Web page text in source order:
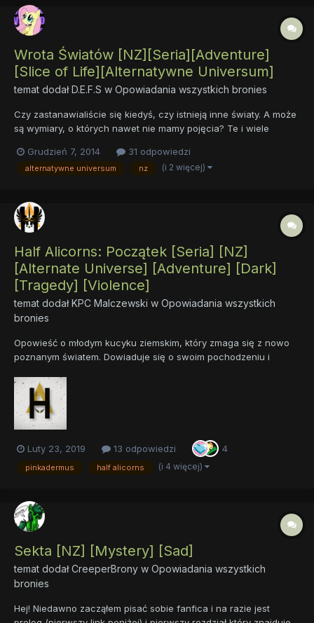
Wrota Światów [NZ][Seria][Adventure]
[Slice of Life][Alternatywne Universum]
temat dodałD.E.F.S w Opowiadania wszystkich bronies
Czy zastanawialiście się kiedyś, czy istnieją inne światy. A może
są wymiary, o których nawet nie mamy pojęcia? Te i wiele
lustra... Ważna uwaga. Świat przedstawiony to alternatywna
wersja Equestrii. Zachowania postaci, wydar...
Grudzień 7, 2014 31 odpowiedzi
alternatywne universum nz (i 2 więcej)
Half Alicorns: Początek [Seria] [NZ]
[Alternate Universe] [Adventure] [Dark]
[Tragedy] [Violence]
temat dodałKPC Malczewski w Opowiadania wszystkich
bronies
Opowieść o młodym kucyku ziemskim, który zmaga się z nowo
poznanym światem. Dowiaduje się o swoim pochodzeniu i
Alptrauma, przed zdobyciem magicznej pozytywki. Half Alicorns:
Pocz...
Luty 23, 2019 13 odpowiedzi 4
pinkadermus half alicorns (i 4 więcej)
Sekta [NZ] [Mystery] [Sad]
temat dodałCreeperBrony w Opowiadania wszystkich
bronies
Hej! Niedawno zacząłem pisać sobie fanfica i na razie jest